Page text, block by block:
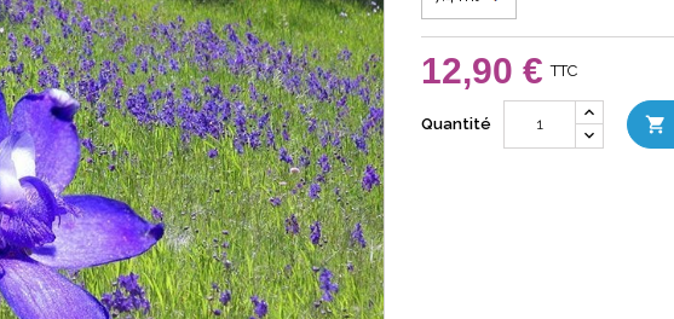
12,90 € TTC
Quantité 